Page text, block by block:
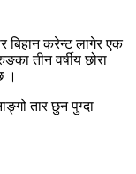
बिहान करेन्ट लागेर एक
तीन वर्षीय छोरा
।
तार छुन पुग्दा